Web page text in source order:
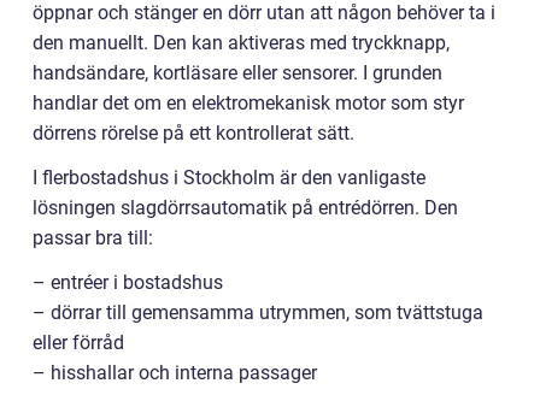
öppnar och stänger en dörr utan att någon behöver ta i
den manuellt. Den kan aktiveras med tryckknapp,
handsändare, kortläsare eller sensorer. I grunden
handlar det om en elektromekanisk motor som styr
dörrens rörelse på ett kontrollerat sätt.
I flerbostadshus i Stockholm är den vanligaste
lösningen slagdörrsautomatik på entrédörren. Den
passar bra till:
– entréer i bostadshus
– dörrar till gemensamma utrymmen, som tvättstuga
eller förråd
– hisshallar och interna passager